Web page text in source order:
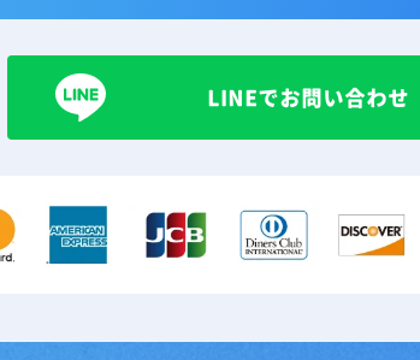
LINEでお問い合わせ